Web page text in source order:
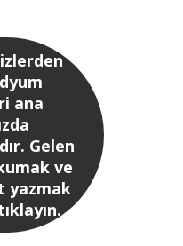
ana
Gelen
ve
yazmak